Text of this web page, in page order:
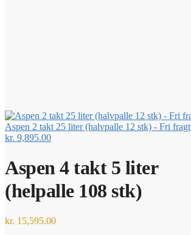
Aspen 2 takt 25 liter (halvpalle 12 stk) - Fri fragt
kr. 9,895.00
Aspen 4 takt 5 liter
(helpalle 108 stk)
kr. 15,595.00